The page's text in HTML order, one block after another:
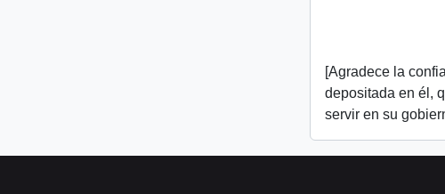
[Agradece la
depositada en él,
servir en su